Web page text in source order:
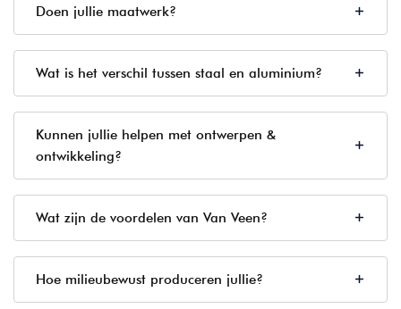
Doen jullie maatwerk?
Wat is het verschil tussen staal en aluminium?
Kunnen jullie helpen met ontwerpen &
ontwikkeling?
Wat zijn de voordelen van Van Veen?
Hoe milieubewust produceren jullie?